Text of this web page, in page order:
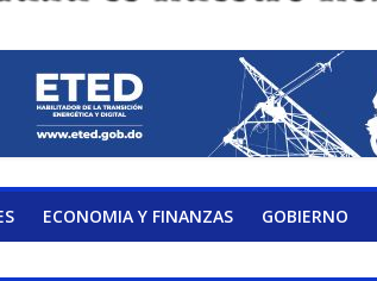
ECONOMIA Y FINANZAS GOBIERNO